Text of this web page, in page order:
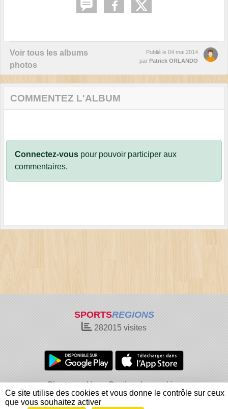
Voir tous les albums
photos
Publié le 04 mai 2014
par Patrick ORLANDO
COMMENTEZ L'ALBUM
Connectez-vous pour pouvoir participer aux
commentaires.
SPORTSREGIONS
282015 visites
Charte cookies
Gestion des cookies
Informations légales
Signaler un contenu inapproprié
Ce site utilise des cookies et vous donne le contrôle sur ceux
que vous souhaitez activer